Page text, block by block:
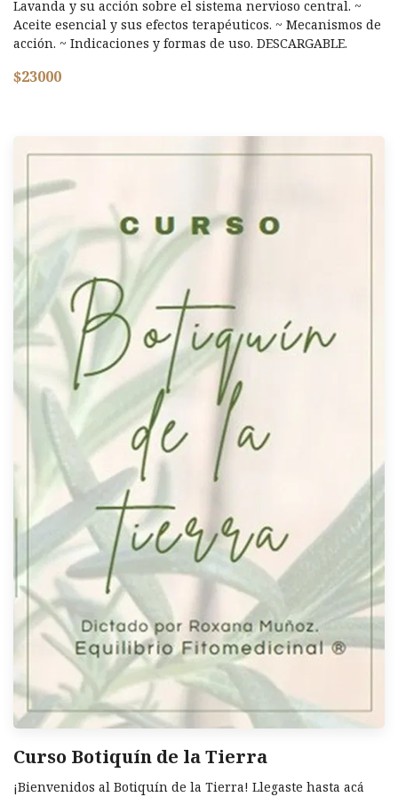
Lavanda y su acción sobre el sistema nervioso central. ~
Aceite esencial y sus efectos terapéuticos. ~ Mecanismos de
acción. ~ Indicaciones y formas de uso. DESCARGABLE.
$23000
Curso Botiquín de la Tierra
¡Bienvenidos al Botiquín de la Tierra! Llegaste hasta acá